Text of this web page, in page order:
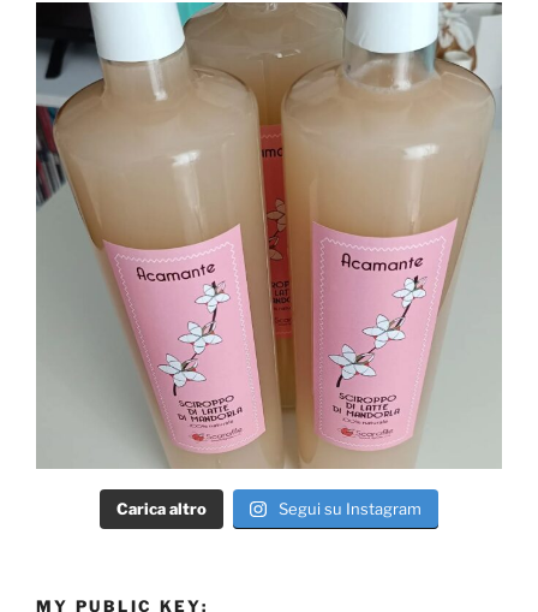
Carica altro Segui su Instagram
MY PUBLIC KEY: